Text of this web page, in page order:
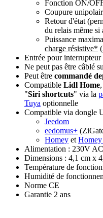
Fonction ON/
Coupure
Retour d'état
du relais même
Puissance
charge résistive*
Entrée pour interrupteur
Ne peut pas être câblé
Peut être commandé
Compatible Lidl Home,
"Siri shortcuts" via la
Tuya optionnelle
Compatible via dongle
Jeedom
eedomus+
Homey et
Alimentation : 230V
Dimensions : 4,1 cm x
Température de
Humidité de
Norme CE
Garantie 2 ans